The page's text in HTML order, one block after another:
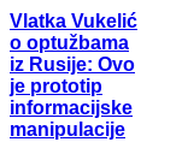
Vlatka Vukelić
o optužbama
iz Rusije: Ovo
je prototip
informacijske
manipulacije